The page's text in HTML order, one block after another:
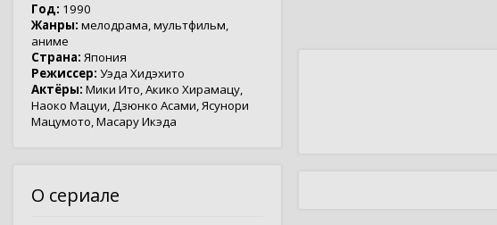
Год: 1990
Жанры: мелодрама,мультфильм,
аниме
Страна: Япония
Режиссер: Уэда Хидэхито
Актёры: Мики Ито,Акико Хирамацу,
Наоко Мацуи,Дзюнко Асами,Ясунори
Мацумото,Масару Икэда
О сериале